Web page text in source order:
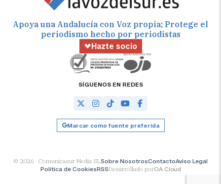
Apoya una Andalucía con Voz propia; Protege el
periodismo hecho por periodistas
Hazte socio
SÍGUENOS EN REDES
Marcar como fuente preferida
© 2026 Comunicasur Media SLSobre NosotrosContactoAviso Legal
Política de CookiesRSSDesarrollado porOA Cloud